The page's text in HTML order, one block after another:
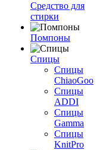
Средство для
стирки
Помпоны
Спицы
Спицы
ChiaoGoo
Спицы
ADDI
Спицы
Gamma
Спицы
KnitPro